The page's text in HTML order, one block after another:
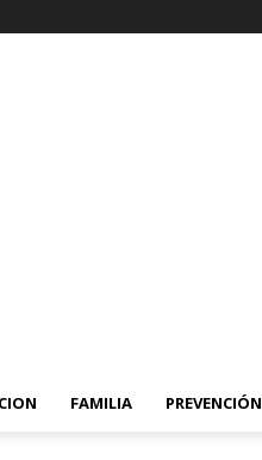
FAMILIA PREVENCIÓN